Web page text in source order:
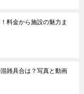
料金から施設の魅力ま
雑具合は？写真と動画